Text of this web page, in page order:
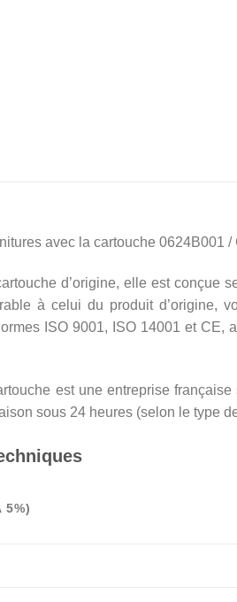
avec la cartouche 0624B001
d’origine, elle est conçue
à celui du produit d’origine,
ISO 9001, ISO 14001 et CE,
est une entreprise
sous 24 heures (selon le type
5%)